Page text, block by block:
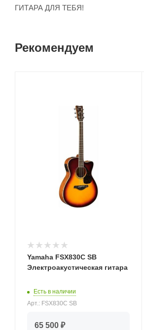
ГИТАРА ДЛЯ ТЕБЯ!
Рекомендуем
Yamaha FSX830С SB
Электроакустическая гитара
Есть в наличии
Арт.: FSX830С SB
65 500 ₽